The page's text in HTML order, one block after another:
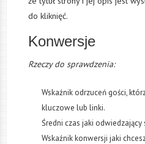
do kliknięć.
Konwersje
Rzeczy do sprawdzenia:
Wskaźnik odrzuceń gości,
kluczowe lub linki.
Średni czas jaki odwiedzający
Wskaźnik konwersji jaki